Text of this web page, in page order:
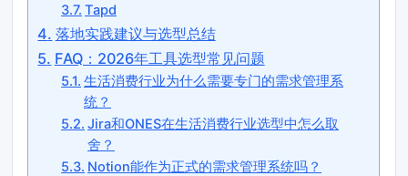
Tapd
落地实践建议与选型总结
FAQ：2026年工具选型常见问题
生活消费行业为什么需要专门的需求管理系
统？
Jira和ONES在生活消费行业选型中怎么取
舍？
Notion能作为正式的需求管理系统吗？